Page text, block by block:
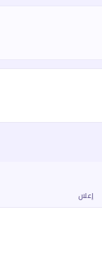
إعلان